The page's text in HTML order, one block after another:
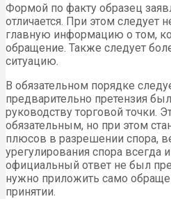
Формой по факту образец
отличается. При этом следует
главную информацию о том,
обращение. Также следует
ситуацию.
В обязательном порядке
предварительно претензия
руководству торговой точки.
обязательным, но при этом
плюсов в разрешении спора,
урегулирования спора всегда
официальный ответ не был
нужно приложить само
принятии.